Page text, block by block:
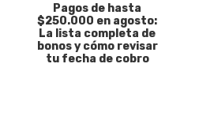
Pagos de hasta
$250.000 en agosto:
La lista completa de
bonos y cómo revisar
tu fecha de cobro